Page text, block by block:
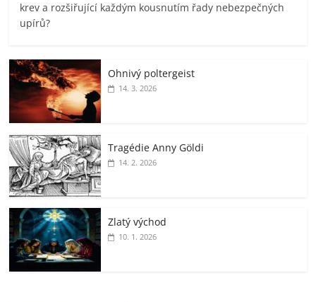
krev a rozšiřující každým kousnutím řady nebezpečných
upírů?
Ohnivý poltergeist
14. 3. 2026
Tragédie Anny Göldi
14. 2. 2026
Zlatý východ
10. 1. 2026